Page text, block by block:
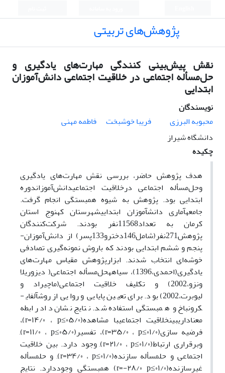
پژوهش‌های تربیتی
نقش پیش‌بینی کنندگی مهارت‌های یادگیری و
حل‌مسأله اجتماعی در خلاقیت اجتماعی دانش‌آموزان
ابتدایی
نویسندگان
محبوبه البرزی
فریبا خوشبخت
فاطمه مهنی
دانشگاه شیراز
چکیده
هدف پژوهش حاضر، بررسی نقش مهارت‌های یادگیری
وحل‌مسأله اجتماعی درخلاقیت اجتماعی­دانش‌آموزان­دوره
ابتدایی بود. پژوهش به شیوه همبستگی انجام گرفت.
جامعه­آماری­ دانش­آموزان ابتدایی­شهرستان کهنوج استان
کرمان به تعداد11568­نفر بودند. شرکت‌کنندگان
پژوهش271نفر(شامل146دخترو133پسر) از دانش‌آموزان­
پنجم و ششم ابتدایی بودند که باروش نمونه‌گیری تصادفی
خوشه‌ای انتخاب شدند. ابزارپژوهش مقیاس مهارت‌های
یادگیری(احمدی،1396)، سیاهه­حل‌مسأله ­اجتماعی( دیزوریلا
ونزو،2002) و تکلیف خلاقیت اجتماعی(ماچیراد و
لیوبرت،2002) بود. برای تعیین پایایی و روایی از روش­آلفای­
کرونباخ و همبستگی ­استفاده شد. نتایج نشان داد رابطه
معناداری­بین­خلاقیت اجتماعی­با مشاهده(۰۵/۰
p≤ ، ۱۴/۰= r)ِ،
فرضیه سازی(۰۱/۰
p≤، ۳۵/۰= r)، تفسیر(۰۵/۰ p≤ ، ۱۱/۰= r)ِ
وبرقراری ارتباط(۰۱/۰
p≤، ۲۱/۰= r)ِ وجود دارد. بین خلاقیت
اجتماعی و حل­مسأله سازنده(۰۱/۰
p≤، ۳۴/۰= r)ِ و حل­مسأله
غیرسازنده(۰۱/۰
p≤
r) همبستگی وجوددارد. نتایج